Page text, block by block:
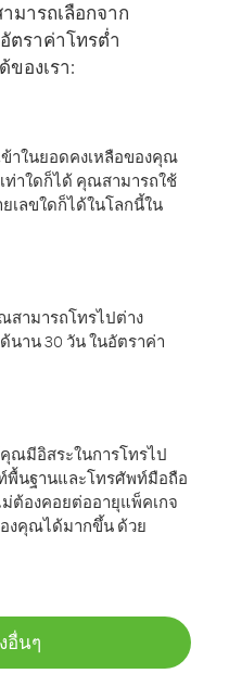
มารถเลือกจาก
ตราค่าโทรต่ำ
องเรา:
ข้าในยอดคงเหลือของคุณ
ท่าใดก็ได้ คุณสามารถใช้
เลขใดก็ได้ในโลกนี้ใน
สามารถโทรไปต่าง
นาน 30 วัน ในอัตราค่า
ณมีอิสระในการโทรไป
พื้นฐานและโทรศัพท์มือถือ
ต้องคอยต่ออายุแพ็คเกจ
งคุณได้มากขึ้น ด้วย
อื่นๆ